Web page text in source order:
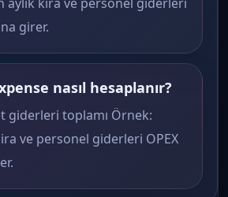
girer.
nasıl hesaplanır?
giderleri toplamı Örnek:
ve personel giderleri OPEX